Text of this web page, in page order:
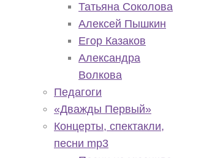
Татьяна Соколова
Алексей Пышкин
Егор Казаков
Александра
Волкова
Педагоги
«Дважды Первый»
Концерты, спектакли,
песни mp3